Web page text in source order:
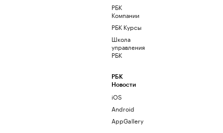
РБК
Компании
РБК Курсы
Школа
управления
РБК
РБК
Новости
iOS
Android
AppGallery